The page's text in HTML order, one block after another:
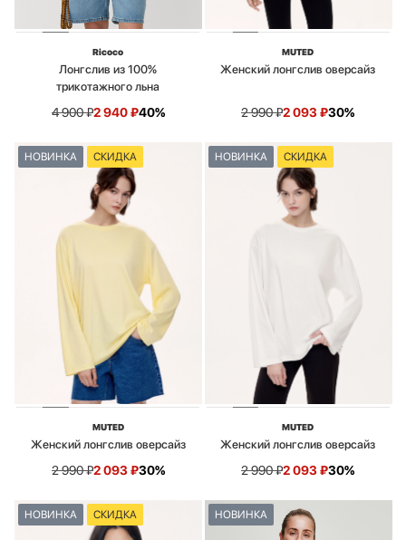
Ricoco
Лонгслив из 100%
трикотажного льна
4 900₽2 940₽40%
MUTED
Женский лонгслив оверсайз
2 990₽2 093₽30%
НОВИНКА СКИДКА
MUTED
Женский лонгслив оверсайз
2 990₽2 093₽30%
НОВИНКА СКИДКА
MUTED
Женский лонгслив оверсайз
2 990₽2 093₽30%
НОВИНКА СКИДКА НОВИНКА